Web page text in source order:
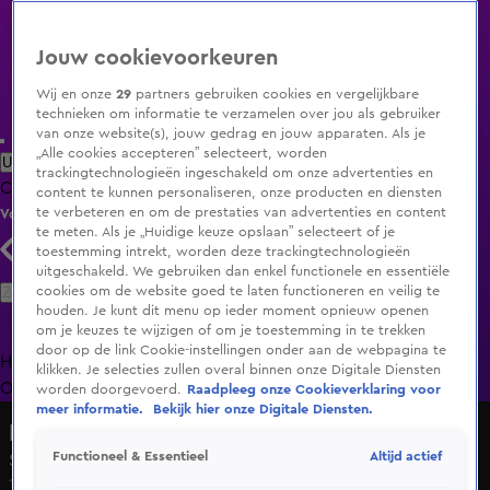
Uitzending Gemist Populaire programma's Zenders Genres
ClipsFilmsRadioSmart TV inlogShop
Volg KIJK
Zoeken
HomeUitzending Gemist Programma's De Bondgenoten
OranjezomerLivestreamsShop
Selina - Bang Bang
18 feb 2023, 20:30
Jouw cookievoorkeuren
Wij en onze29 partners gebruiken cookies en vergelijkbare
technieken om informatie te verzamelen over jou als gebruiker
van onze website(s), jouw gedrag en jouw apparaten. Als je
„Alle cookies accepteren” selecteert, worden
trackingtechnologieën ingeschakeld om onze advertenties en
content te kunnen personaliseren, onze producten en diensten
te verbeteren en om de prestaties van advertenties en content
te meten. Als je „Huidige keuze opslaan” selecteert of je
toestemming intrekt, worden deze trackingtechnologieën
uitgeschakeld. We gebruiken dan enkel functionele en essentiële
cookies om de website goed te laten functioneren en veilig te
houden. Je kunt dit menu op ieder moment opnieuw openen
om je keuzes te wijzigen of om je toestemming in te trekken
door op de link Cookie-instellingen onder aan de webpagina te
klikken. Je selecties zullen overal binnen onze Digitale Diensten
worden doorgevoerd.
Raadpleeg onze Cookieverklaring voor
meer informatie.
Bekijk hier onze Digitale Diensten.
Functioneel & Essentieel Altijd actief